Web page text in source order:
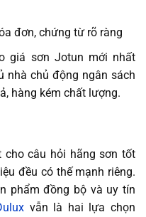
đơn, chứng từ rõ ràng
giá sơn Jotun mới nhất
nhà chủ động ngân sách
hàng kém chất lượng.
cho câu hỏi hãng sơn tốt
đều có thế mạnh riêng.
phẩm đồng bộ và uy tín
vẫn là hai lựa chọn